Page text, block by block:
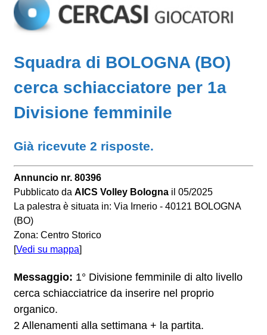
Squadra di BOLOGNA (BO)
cerca schiacciatore per 1a
Divisione femminile
Già ricevute 2 risposte.
Annuncio nr. 80396
Pubblicato da AICS Volley Bologna il 05/2025
La palestra è situata in: Via Irnerio - 40121 BOLOGNA
(BO)
Zona: Centro Storico
[Vedi su mappa]
Messaggio: 1° Divisione femminile di alto livello
cerca schiacciatrice da inserire nel proprio
organico.
2 Allenamenti alla settimana + la partita.